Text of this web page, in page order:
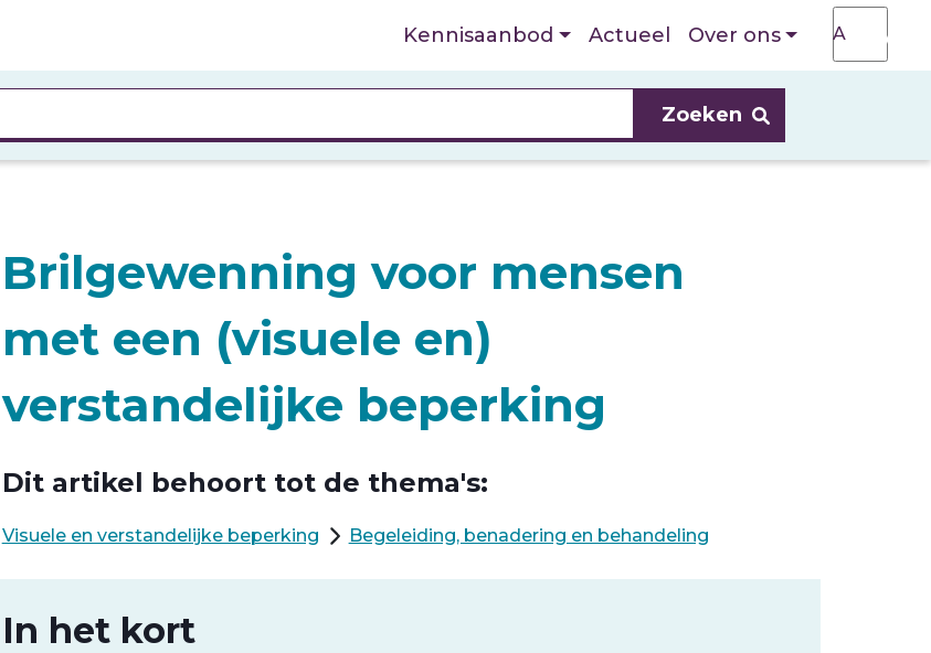
Kennisaanbod Actueel Over ons A A
Brilgewenning voor mensen
met een (visuele en)
verstandelijke beperking
Dit artikel behoort tot de thema's:
Visuele en verstandelijke beperking Begeleiding, benadering en behandeling
In het kort